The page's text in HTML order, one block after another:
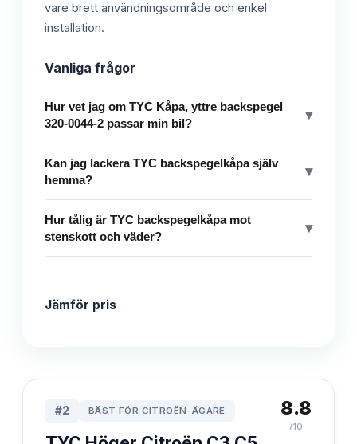
vare brett användningsområde och enkel
installation.
Vanliga frågor
Hur vet jag om TYC Kåpa, yttre backspegel
320-0044-2 passar min bil?
▾
Kan jag lackera TYC backspegelkåpa själv
hemma?
▾
Hur tålig är TYC backspegelkåpa mot
stenskott och väder?
▾
Jämför pris
#2 BÄST FÖR CITROËN-ÄGARE 8.8
/10